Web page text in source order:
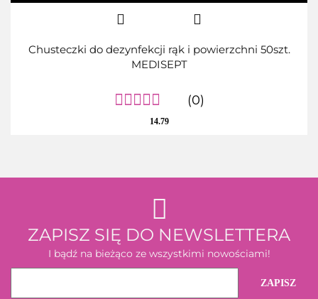
Chusteczki do dezynfekcji rąk i powierzchni 50szt.
MEDISEPT
(0)
14.79
ZAPISZ SIĘ DO NEWSLETTERA
I bądź na bieżąco ze wszystkimi nowościami!